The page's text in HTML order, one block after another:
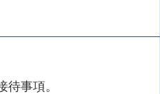
事項。